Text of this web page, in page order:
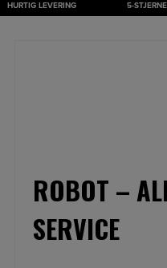
Hop
HURTIG LEVERING 5-
ROBOT –
SERVICE